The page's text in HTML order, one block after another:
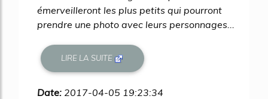
émerveilleront les plus petits qui pourront
prendre une photo avec leurs personnages...
LIRE LA SUITE
Date: 2017-04-05 19:23:34